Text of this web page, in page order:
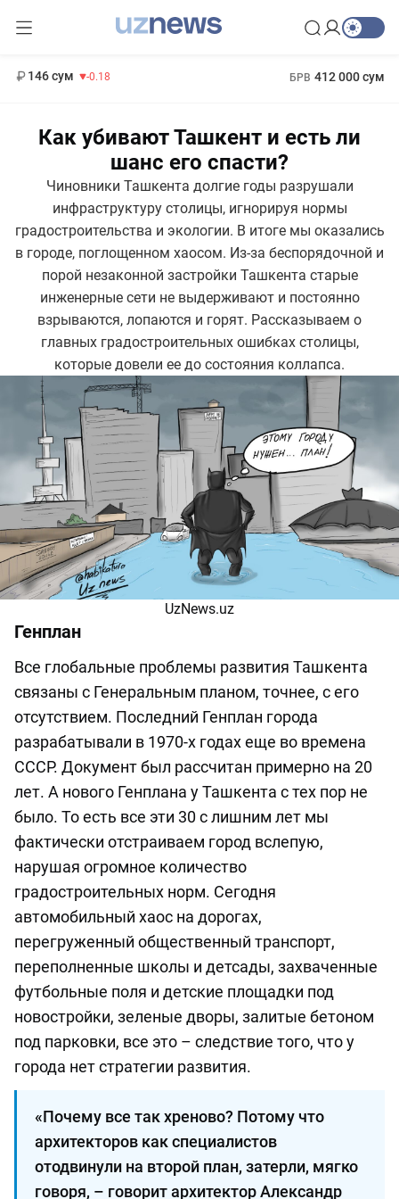
11 916 сум 28.92 МРОТ 1 271 000 сум
Как убивают Ташкент и есть ли
шанс его спасти?
Чиновники Ташкента долгие годы разрушали
инфраструктуру столицы, игнорируя нормы
градостроительства и экологии. В итоге мы оказались
в городе, поглощенном хаосом. Из-за беспорядочной и
порой незаконной застройки Ташкента старые
инженерные сети не выдерживают и постоянно
взрываются, лопаются и горят. Рассказываем о
главных градостроительных ошибках столицы,
которые довели ее до состояния коллапса.
UzNews.uz
Генплан
Все глобальные проблемы развития Ташкента
связаны с Генеральным планом, точнее, с его
отсутствием. Последний Генплан города
разрабатывали в 1970-х годах еще во времена
СССР. Документ был рассчитан примерно на 20
лет. А нового Генплана у Ташкента с тех пор не
было. То есть все эти 30 с лишним лет мы
фактически отстраиваем город вслепую,
нарушая огромное количество
градостроительных норм. Сегодня
автомобильный хаос на дорогах,
перегруженный общественный транспорт,
переполненные школы и детсады, захваченные
футбольные поля и детские площадки под
новостройки, зеленые дворы, залитые бетоном
под парковки, все это – следствие того, что у
города нет стратегии развития.
«Почему все так хреново? Потому что
архитекторов как специалистов
отодвинули на второй план, затерли, мягко
говоря, – говорит архитектор Александр